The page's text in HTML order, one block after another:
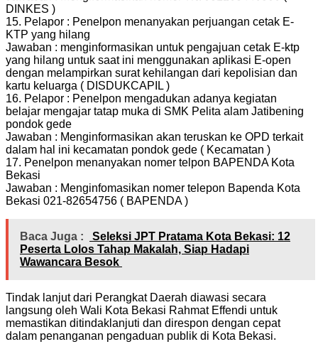
DINKES )
15. Pelapor : Penelpon menanyakan perjuangan cetak E-
KTP yang hilang
Jawaban : menginformasikan untuk pengajuan cetak E-ktp
yang hilang untuk saat ini menggunakan aplikasi E-open
dengan melampirkan surat kehilangan dari kepolisian dan
kartu keluarga ( DISDUKCAPIL )
16. Pelapor : Penelpon mengadukan adanya kegiatan
belajar mengajar tatap muka di SMK Pelita alam Jatibening
pondok gede
Jawaban : Menginformasikan akan teruskan ke OPD terkait
dalam hal ini kecamatan pondok gede ( Kecamatan )
17. Penelpon menanyakan nomer telpon BAPENDA Kota
Bekasi
Jawaban : Menginfomasikan nomer telepon Bapenda Kota
Bekasi 021-82654756 ( BAPENDA )
Baca Juga :
‎ ‎Seleksi JPT Pratama Kota Bekasi: 12
Peserta Lolos Tahap Makalah, Siap Hadapi
Wawancara Besok ‎
Tindak lanjut dari Perangkat Daerah diawasi secara
langsung oleh Wali Kota Bekasi Rahmat Effendi untuk
memastikan ditindaklanjuti dan direspon dengan cepat
dalam penanganan pengaduan publik di Kota Bekasi.